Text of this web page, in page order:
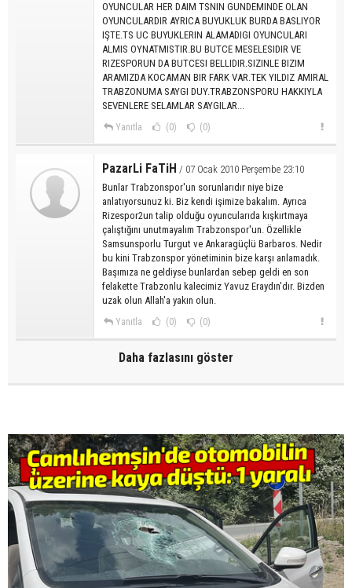
OYUNCULAR HER DAIM TSNIN GUNDEMINDE OLAN
OYUNCULARDIR AYRICA BUYUKLUK BURDA BASLIYOR
IŞTE.TS UC BUYUKLERIN ALAMADIGI OYUNCULARI
ALMIS OYNATMISTIR.BU BUTCE MESELESIDIR VE
RIZESPORUN DA BUTCESI BELLIDIR.SIZINLE BIZIM
ARAMIZDA KOCAMAN BIR FARK VAR.TEK YILDIZ AMIRAL
TRABZONUMA SAYGI DUY.TRABZONSPORU HAKKIYLA
SEVENLERE SELAMLAR SAYGILAR...
Yanıtla (0) (0)
PazarLi FaTiH / 07 Ocak 2010 Perşembe 23:10
Bunlar Trabzonspor'un sorunlarıdır niye bize
anlatıyorsunuz ki. Biz kendi işimize bakalım. Ayrıca
Rizespor2un talip olduğu oyuncularıda kışkırtmaya
çalıştığını unutmayalım Trabzonspor'un. Özellikle
Samsunsporlu Turgut ve Ankaragüçlü Barbaros. Nedir
bu kini Trabzonspor yönetiminin bize karşı anlamadık.
Başımıza ne geldiyse bunlardan sebep geldi en son
felakette Trabzonlu kalecimiz Yavuz Eraydın'dır. Bizden
uzak olun Allah'a yakın olun.
Yanıtla (0) (0)
Daha fazlasını göster